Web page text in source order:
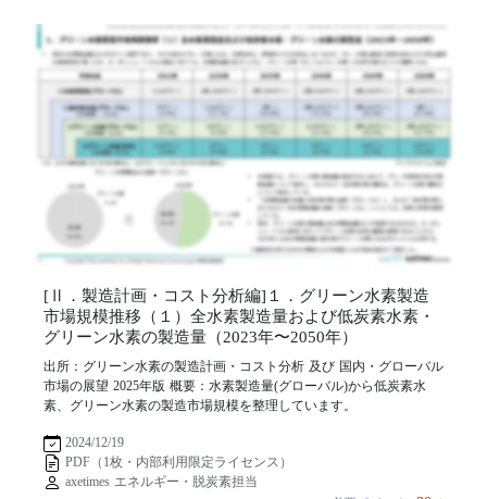
[Ⅱ．製造計画・コスト分析編]１．グリーン水素製造
市場規模推移（１）全水素製造量および低炭素水素・
グリーン水素の製造量（2023年〜2050年）
出所：グリーン水素の製造計画・コスト分析 及び 国内・グローバル
市場の展望 2025年版 概要：水素製造量(グローバル)から低炭素水
素、グリーン水素の製造市場規模を整理しています。
2024/12/19
PDF（1枚・内部利用限定ライセンス）
axetimes エネルギー・脱炭素担当